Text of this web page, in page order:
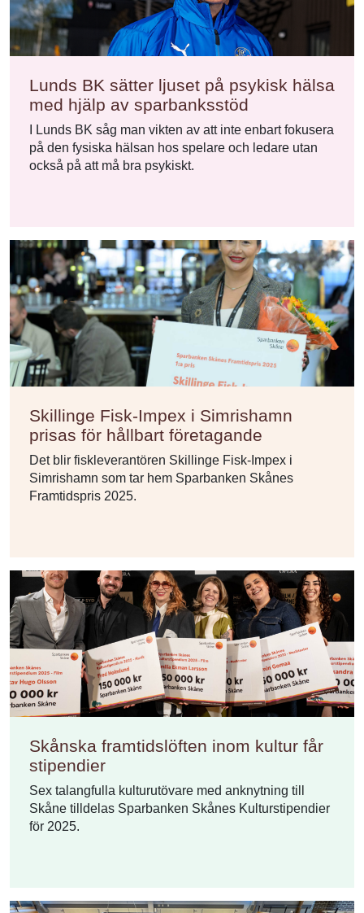
Lunds BK sätter ljuset på psykisk hälsa
med hjälp av sparbanksstöd
I Lunds BK såg man vikten av att inte enbart fokusera
på den fysiska hälsan hos spelare och ledare utan
också på att må bra psykiskt.
Skillinge Fisk-Impex i Simrishamn
prisas för hållbart företagande
Det blir fiskleverantören Skillinge Fisk-Impex i
Simrishamn som tar hem Sparbanken Skånes
Framtidspris 2025.
Skånska framtidslöften inom kultur får
stipendier
Sex talangfulla kulturutövare med anknytning till
Skåne tilldelas Sparbanken Skånes Kulturstipendier
för 2025.